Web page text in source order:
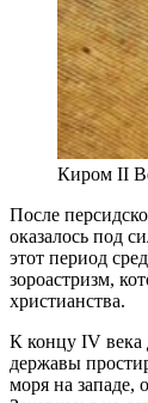
Киром II
После
оказалось под
этот период
зороастризм,
христианства.
К концу IV
державы
моря на западе,